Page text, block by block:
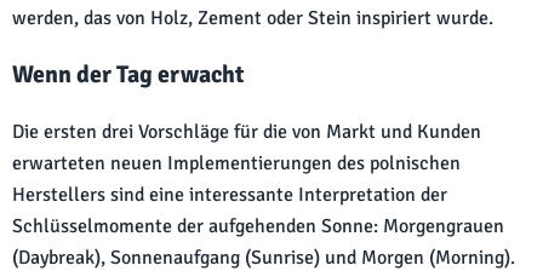
werden, das von Holz, Zement oder Stein inspiriert wurde.
Wenn der Tag erwacht
Die ersten drei Vorschläge für die von Markt und Kunden
erwarteten neuen Implementierungen des polnischen
Herstellers sind eine interessante Interpretation der
Schlüsselmomente der aufgehenden Sonne: Morgengrauen
(Daybreak), Sonnenaufgang (Sunrise) und Morgen (Morning).